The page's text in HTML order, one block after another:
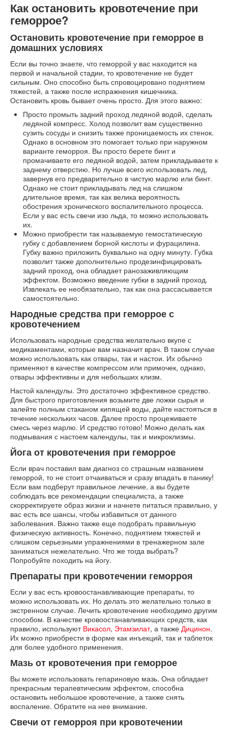
Как остановить кровотечение при
геморрое?
Остановить кровотечение при геморрое в
домашних условиях
Если вы точно знаете, что геморрой у вас находится на
первой и начальной стадии, то кровотечение не будет
сильным. Оно способно быть спровоцировано поднятием
тяжестей, а также после испражнения кишечника.
Остановить кровь бывает очень просто. Для этого важно:
Просто промыть задний проход ледяной водой, сделать
ледяной компресс. Холод позволит вам существенно
сузить сосуды и снизить также проницаемость их стенок.
Однако в основном это помогает только при наружном
варианте геморроя. Вы просто берете бинт и
промачиваете его ледяной водой, затем прикладываете к
заднему отверстию. Но лучше всего использовать лед,
завернув его предварительно в чистую марлю или бинт.
Однако не стоит прикладывать лед на слишком
длительное время, так как велика вероятность
обострения хронического воспалительного процесса.
Если у вас есть свечи изо льда, то можно использовать
их.
Можно приобрести так называемую гемостатическую
губку с добавлением борной кислоты и фурацилина.
Губку важно приложить буквально на одну минуту. Губка
позволит также дополнительно продезинфицировать
задний проход, она обладает ранозаживляющим
эффектом. Возможно введение губки в задний проход.
Извлекать ее необязательно, так как она рассасывается
самостоятельно.
Народные средства при геморрое с
кровотечением
Использовать народные средства желательно вкупе с
медикаментами, которые вам назначит врач. В таком случае
можно использовать как отвары, так и настои. Их обычно
применяют в качестве компрессом или примочек, однако,
отвары эффективны и для небольших клизм.
Настой календулы. Это достаточно эффективное средство.
Для быстрого приготовления возьмите две ложки сырья и
залейте полным стаканом кипящей воды, дайте настояться в
течение нескольких часов. Далее просто процеживаете
смесь через марлю. И средство готово! Можно делать как
подмывания с настоем календулы, так и микроклизмы.
Йога от кровотечения при геморрое
Если врач поставил вам диагноз со страшным названием
геморрой, то не стоит отчаиваться и сразу впадать в панику!
Если вам подберут правильное лечение, а вы будете
соблюдать все рекомендации специалиста, а также
скорректируете образ жизни и начнете питаться правильно, у
вас есть все шансы, чтобы избавиться от данного
заболевания. Важно также еще подобрать правильную
физическую активность. Конечно, поднятием тяжестей и
слишком серьезными упражнениями в тренажерном зале
заниматься нежелательно. Что же тогда выбрать?
Попробуйте походить на йогу.
Препараты при кровотечении геморроя
Если у вас есть кровоостанавливающие препараты, то
можно использовать их. Но делать это желательно только в
экстренном случае. Лечить кровотечение необходимо другим
способом. В качестве кровоостанавливающих средств, как
правило, используют Викасол, Этамзилат, а также Дицинон.
Их можно приобрести в форме как инъекций, так и таблеток
для более удобного применения.
Мазь от кровотечения при геморрое
Вы можете использовать гепариновую мазь. Она обладает
прекрасным терапевтическим эффектом, способна
остановить небольшое кровотечение, а также снять
воспаление. Обратите на нее внимание.
Свечи от геморроя при кровотечении